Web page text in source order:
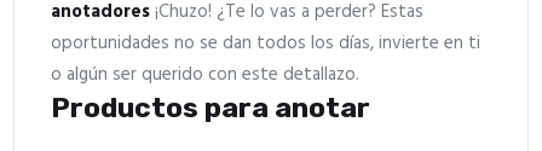
anotadores¡Chuzo! ¿Te lo vas a perder? Estas
oportunidades no se dan todos los días, invierte en ti
o algún ser querido con este detallazo.
Productos para anotar